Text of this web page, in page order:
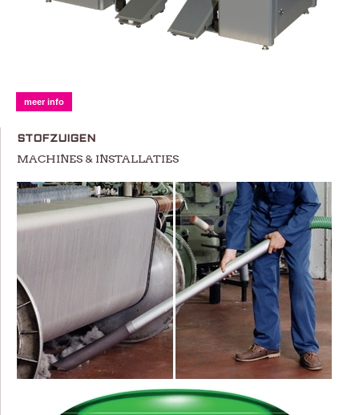
meer info
STOFZUIGEN
MACHINES & INSTALLATIES